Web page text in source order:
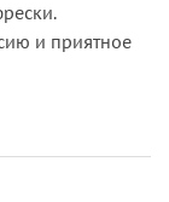
и приятное